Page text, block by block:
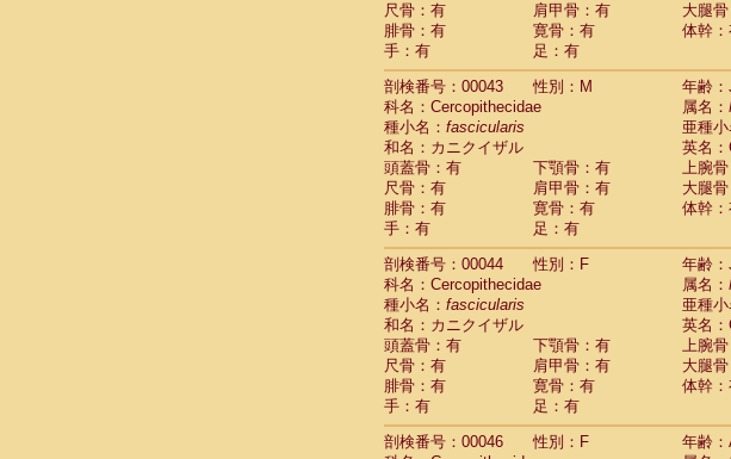
尺骨：有
肩甲骨：有 大腿
腓骨：有
寛骨：有
体幹
手：有
足：有
剖検番号：00043
性別：M
年齢
科名：Cercopithecidae
属名：
種小名： fascicularis
亜種小
和名：カニクイザル
英名
頭蓋骨：有
下顎骨：有 上腕
尺骨：有
肩甲骨：有 大腿
腓骨：有
寛骨：有
体幹
手：有
足：有
剖検番号：00044
性別：F
年齢
科名：Cercopithecidae
属名：
種小名： fascicularis
亜種小
和名：カニクイザル
英名
頭蓋骨：有
下顎骨：有 上腕
尺骨：有
肩甲骨：有 大腿
腓骨：有
寛骨：有
体幹
手：有
足：有
剖検番号：00046
性別：F
年齢